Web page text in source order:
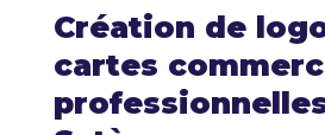
Création de
cartes